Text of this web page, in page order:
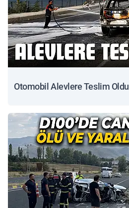
Otomobil Alevlere Teslim Oldu